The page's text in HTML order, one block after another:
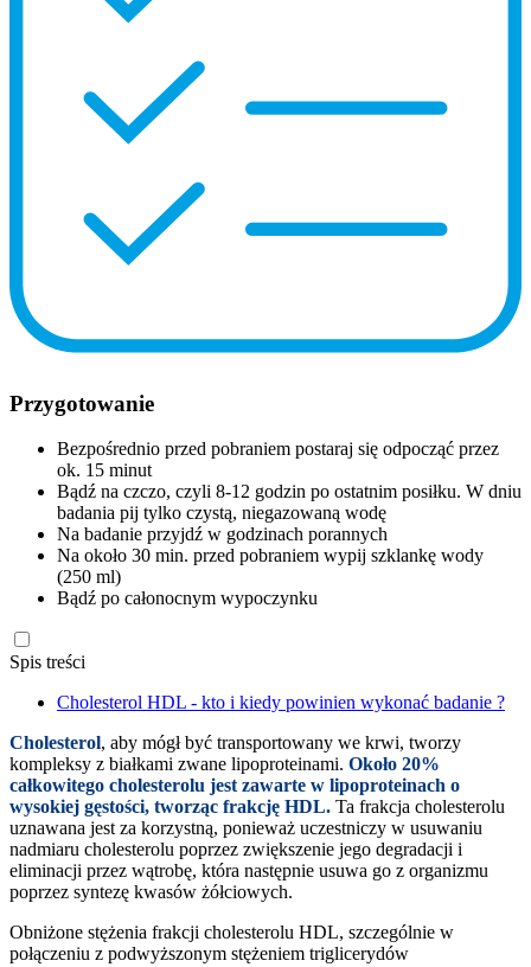
Przygotowanie
Bezpośrednio przed pobraniem postaraj się odpocząć przez
ok. 15 minut
Bądź na czczo, czyli 8-12 godzin po ostatnim posiłku. W dniu
badania pij tylko czystą, niegazowaną wodę
Na badanie przyjdź w godzinach porannych
Na około 30 min. przed pobraniem wypij szklankę wody
(250 ml)
Bądź po całonocnym wypoczynku
Spis treści
Cholesterol HDL - kto i kiedy powinien wykonać badanie ?
Cholesterol, aby mógł być transportowany we krwi, tworzy
kompleksy z białkami zwane lipoproteinami. Około 20%
całkowitego cholesterolu jest zawarte w lipoproteinach o
wysokiej gęstości, tworząc frakcję HDL. Ta frakcja cholesterolu
uznawana jest za korzystną, ponieważ uczestniczy w usuwaniu
nadmiaru cholesterolu poprzez zwiększenie jego degradacji i
eliminacji przez wątrobę, która następnie usuwa go z organizmu
poprzez syntezę kwasów żółciowych.
Obniżone stężenia frakcji cholesterolu HDL, szczególnie w
połączeniu z podwyższonym stężeniem triglicerydów